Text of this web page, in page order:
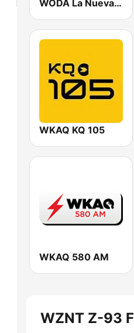
WODA La Nueva 94 FM
WKAQ KQ 105
WKAQ 580 AM
WZNT Z-93